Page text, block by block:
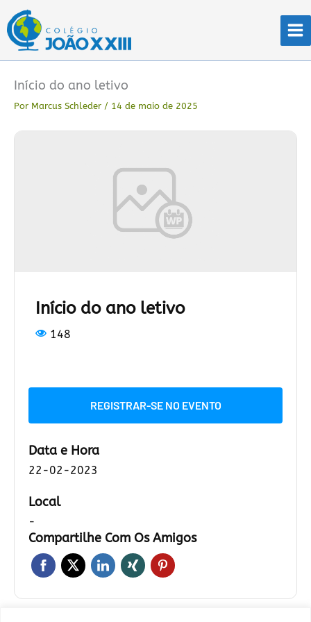
para
conteúdo
Início do ano letivo
Por Marcus Schleder / 14 de maio de 2025
Início do ano letivo
148
REGISTRAR-SE NO EVENTO
Data e Hora
22-02-2023
Local
-
Compartilhe Com Os Amigos